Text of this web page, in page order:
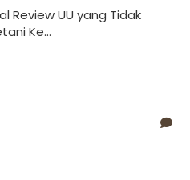
Review UU yang Tidak
Ke...